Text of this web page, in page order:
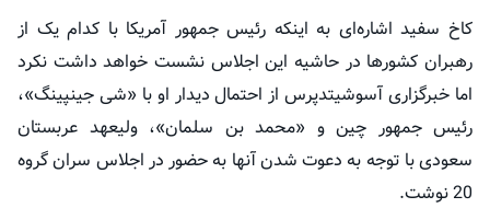
کاخ سفید اشاره‌ای به اینکه رئیس جمهور آمریکا با کدام یک از
رهبران کشورها در حاشیه این اجلاس نشست خواهد داشت نکرد
اما خبرگزاری آسوشیتدپرس از احتمال دیدار او با «شی جینپینگ»،
رئیس جمهور چین و «محمد بن سلمان»، ولیعهد عربستان
سعودی با توجه به دعوت شدن آنها به حضور در اجلاس سران گروه
20 نوشت.